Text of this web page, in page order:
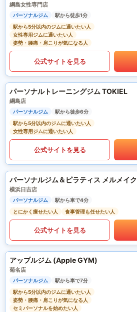
綱島女性専門店
パーソナルジム
駅から徒歩1分
駅から5分以内のジムに通いたい人
女性専用ジムに通いたい人
姿勢・腰痛・肩こりが気になる人
公式サイトを見る
パーソナルトレーニングジム TOKIEL
綱島店
パーソナルジム
駅から徒歩6分
駅から5分以内のジムに通いたい人
女性専用ジムに通いたい人
公式サイトを見る
パーソナルジム＆ピラティス メルメイク
横浜日吉店
パーソナルジム
駅から車で4分
とにかく痩せたい人
食事管理も任せたい人
公式サイトを見る
アップルジム (Apple GYM)
菊名店
パーソナルジム
駅から車で7分
駅から5分以内のジムに通いたい人
姿勢・腰痛・肩こりが気になる人
セミパーソナルを始めたい人